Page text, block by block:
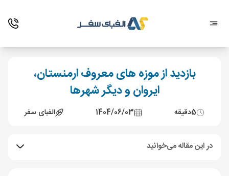
بازدید از موزه‌ های معروف ارمنستان،
ایروان و دیگر شهرها
5دقیقه 1404/06/03 الفبای سفر
در این مقاله می‌خوانید